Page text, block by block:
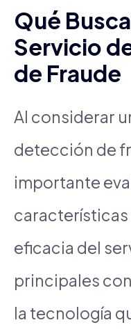
Qué
Servicio
de Fraude
Al considerar
detección de
importante
características
eficacia del
principales
la tecnología